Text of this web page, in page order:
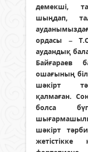
демекші,
шыңдап,
ордасы –
аудандық
Байғараев
ошағының
шәкірт
қалмаған.
болса
шәкірт